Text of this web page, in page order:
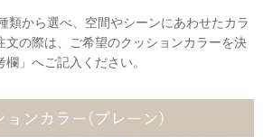
類から選べ、空間やシーンにあわせたカラ
文の際は、ご希望のクッションカラーを決
」へご記入ください。